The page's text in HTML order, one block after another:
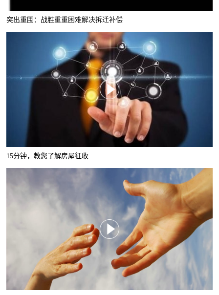
突出重围：战胜重重困难解决拆迁补偿
15分钟，教您了解房屋征收